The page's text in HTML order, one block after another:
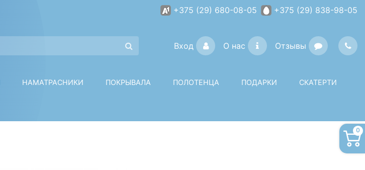
+375 (29) 680-08-05 +375 (29) 838-98-05
Вход О нас Отзывы
0
НАМАТРАСНИКИ ПОКРЫВАЛА ПОЛОТЕНЦА ПОДАРКИ СКАТЕРТИ